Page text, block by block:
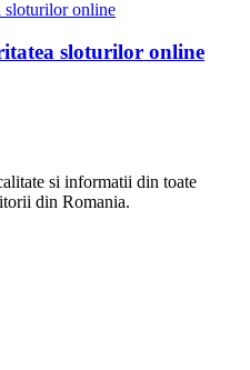
sloturilor online
si informatii din toate
din Romania.